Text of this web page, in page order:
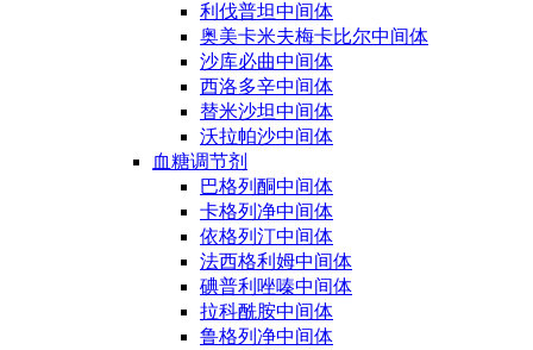
利伐普坦中间体
奥美卡米夫梅卡比尔中间体
沙库必曲中间体
西洛多辛中间体
替米沙坦中间体
沃拉帕沙中间体
血糖调节剂
巴格列酮中间体
卡格列净中间体
依格列汀中间体
法西格利姆中间体
碘普利唑嗪中间体
拉科酰胺中间体
鲁格列净中间体